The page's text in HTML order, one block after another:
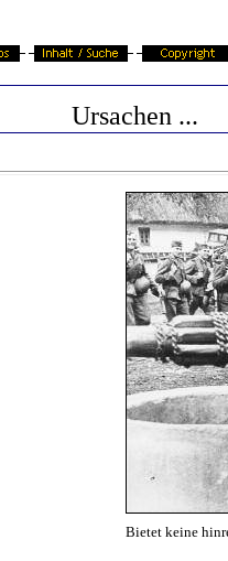
Ursachen ...
Bietet keine